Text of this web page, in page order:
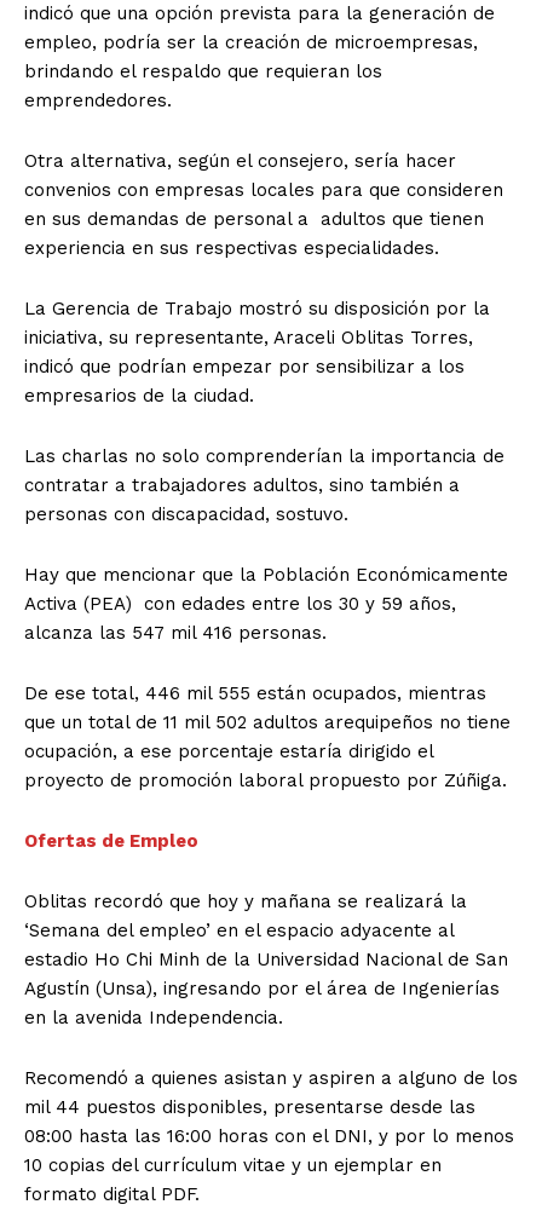
indicó que una opción prevista para la generación de
empleo, podría ser la creación de microempresas,
brindando el respaldo que requieran los
emprendedores.
Otra alternativa, según el consejero, sería hacer
convenios con empresas locales para que consideren
en sus demandas de personal a adultos que tienen
experiencia en sus respectivas especialidades.
La Gerencia de Trabajo mostró su disposición por la
iniciativa, su representante, Araceli Oblitas Torres,
indicó que podrían empezar por sensibilizar a los
empresarios de la ciudad.
Las charlas no solo comprenderían la importancia de
contratar a trabajadores adultos, sino también a
personas con discapacidad, sostuvo.
Hay que mencionar que la Población Económicamente
Activa (PEA) con edades entre los 30 y 59 años,
alcanza las 547 mil 416 personas.
De ese total, 446 mil 555 están ocupados, mientras
que un total de 11 mil 502 adultos arequipeños no tiene
ocupación, a ese porcentaje estaría dirigido el
proyecto de promoción laboral propuesto por Zúñiga.
Ofertas de Empleo
Oblitas recordó que hoy y mañana se realizará la
‘Semana del empleo’ en el espacio adyacente al
estadio Ho Chi Minh de la Universidad Nacional de San
Agustín (Unsa), ingresando por el área de Ingenierías
en la avenida Independencia.
Recomendó a quienes asistan y aspiren a alguno de los
mil 44 puestos disponibles, presentarse desde las
08:00 hasta las 16:00 horas con el DNI, y por lo menos
10 copias del currículum vitae y un ejemplar en
formato digital PDF.